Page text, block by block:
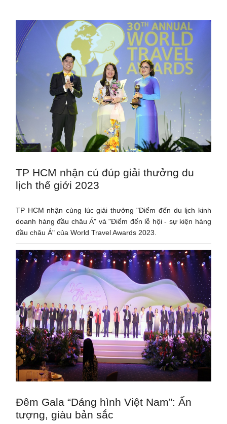
TP HCM nhận cú đúp giải thưởng du
lịch thế giới 2023
TP HCM nhận cùng lúc giải thưởng "Điểm đến du lịch kinh
doanh hàng đầu châu Á" và "Điểm đến lễ hội - sự kiện hàng
đầu châu Á" của World Travel Awards 2023.
Đêm Gala “Dáng hình Việt Nam”: Ấn
tượng, giàu bản sắc